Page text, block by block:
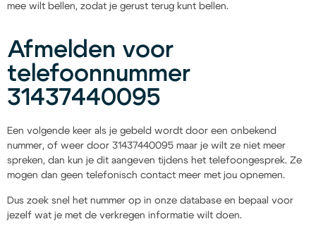
mee wilt bellen, zodat je gerust terug kunt bellen.
Afmelden voor
telefoonnummer
31437440095
Een volgende keer als je gebeld wordt door een onbekend
nummer, of weer door 31437440095 maar je wilt ze niet meer
spreken, dan kun je dit aangeven tijdens het telefoongesprek. Ze
mogen dan geen telefonisch contact meer met jou opnemen.
Dus zoek snel het nummer op in onze database en bepaal voor
jezelf wat je met de verkregen informatie wilt doen.